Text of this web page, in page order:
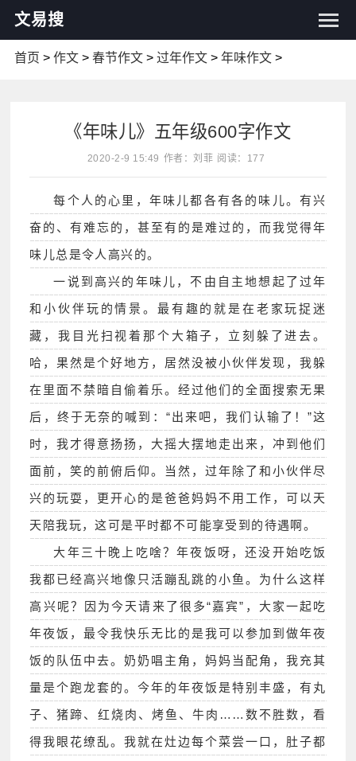
文易搜
首页 > 作文> 春节作文> 过年作文> 年味作文>
《年味儿》五年级600字作文
2020-2-9 15:49 作者：刘菲 阅读：177
每个人的心里，年味儿都各有各的味儿。有兴
奋的、有难忘的，甚至有的是难过的，而我觉得年
味儿总是令人高兴的。
一说到高兴的年味儿，不由自主地想起了过年
和小伙伴玩的情景。最有趣的就是在老家玩捉迷
藏，我目光扫视着那个大箱子，立刻躲了进去。
哈，果然是个好地方，居然没被小伙伴发现，我躲
在里面不禁暗自偷着乐。经过他们的全面搜索无果
后，终于无奈的喊到：“出来吧，我们认输了！”这
时，我才得意扬扬，大摇大摆地走出来，冲到他们
面前，笑的前俯后仰。当然，过年除了和小伙伴尽
兴的玩耍，更开心的是爸爸妈妈不用工作，可以天
天陪我玩，这可是平时都不可能享受到的待遇啊。
大年三十晚上吃啥？年夜饭呀，还没开始吃饭
我都已经高兴地像只活蹦乱跳的小鱼。为什么这样
高兴呢？因为今天请来了很多“嘉宾”，大家一起吃
年夜饭，最令我快乐无比的是我可以参加到做年夜
饭的队伍中去。奶奶唱主角，妈妈当配角，我充其
量是个跑龙套的。今年的年夜饭是特别丰盛，有丸
子、猪蹄、红烧肉、烤鱼、牛肉……数不胜数，看
得我眼花缭乱。我就在灶边每个菜尝一口，肚子都